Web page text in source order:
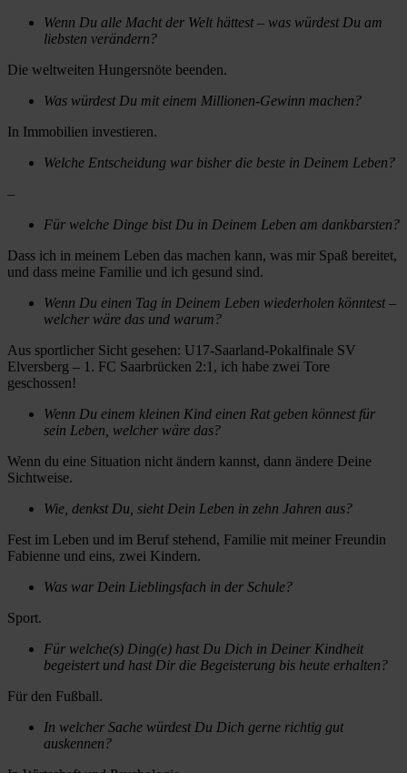
Wenn Du alle Macht der Welt hättest – was würdest Du am
liebsten verändern?
Die weltweiten Hungersnöte beenden.
Was würdest Du mit einem Millionen-Gewinn machen?
In Immobilien investieren.
Welche Entscheidung war bisher die beste in Deinem Leben?
–
Für welche Dinge bist Du in Deinem Leben am dankbarsten?
Dass ich in meinem Leben das machen kann, was mir Spaß bereitet,
und dass meine Familie und ich gesund sind.
Wenn Du einen Tag in Deinem Leben wiederholen könntest –
welcher wäre das und warum?
Aus sportlicher Sicht gesehen: U17-Saarland-Pokalfinale SV
Elversberg – 1. FC Saarbrücken 2:1, ich habe zwei Tore
geschossen!
Wenn Du einem kleinen Kind einen Rat geben könnest für
sein Leben, welcher wäre das?
Wenn du eine Situation nicht ändern kannst, dann ändere Deine
Sichtweise.
Wie, denkst Du, sieht Dein Leben in zehn Jahren aus?
Fest im Leben und im Beruf stehend, Familie mit meiner Freundin
Fabienne und eins, zwei Kindern.
Was war Dein Lieblingsfach in der Schule?
Sport.
Für welche(s) Ding(e) hast Du Dich in Deiner Kindheit
begeistert und hast Dir die Begeisterung bis heute erhalten?
Für den Fußball.
In welcher Sache würdest Du Dich gerne richtig gut
auskennen?